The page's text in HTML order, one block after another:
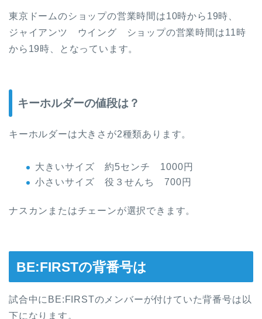
東京ドームのショップの営業時間は10時から19時、
ジャイアンツ ウイング ショップの営業時間は11時
から19時、となっています。
キーホルダーの値段は？
キーホルダーは大きさが2種類あります。
大きいサイズ 約5センチ 1000円
小さいサイズ 役３せんち 700円
ナスカンまたはチェーンが選択できます。
BE:FIRSTの背番号は
試合中にBE:FIRSTのメンバーが付けていた背番号は以
下になります。